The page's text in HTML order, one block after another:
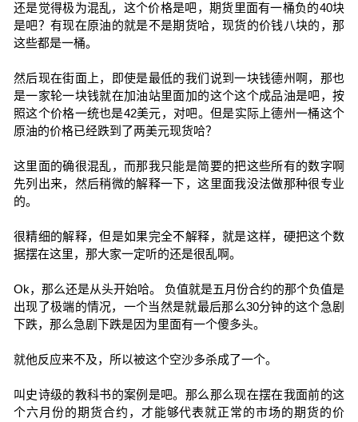
还是觉得极为混乱，这个价格是吧，期货里面有一桶负的40块
是吧？有现在原油的就是不是期货哈，现货的价钱八块的，那
这些都是一桶。
然后现在街面上，即使是最低的我们说到一块钱德州啊，那也
是一家轮一块钱就在加油站里面加的这个这个成品油是吧，按
照这个价格一统也是42美元，对吧。但是实际上德州一桶这个
原油的价格已经跌到了两美元现货哈？
这里面的确很混乱，而那我只能是简要的把这些所有的数字啊
先列出来，然后稍微的解释一下，这里面我没法做那种很专业
的。
很精细的解释，但是如果完全不解释，就是这样，硬把这个数
据摆在这里，那大家一定听的还是很乱啊。
Ok，那么还是从头开始哈。 负值就是五月份合约的那个负值是
出现了极端的情况，一个当然是就最后那么30分钟的这个急剧
下跌，那么急剧下跌是因为里面有一个傻多头。
就他反应来不及，所以被这个空沙多杀成了一个。
叫史诗级的教科书的案例是吧。那么那么现在摆在我面前的这
个六月份的期货合约，才能够代表就正常的市场的期货的价